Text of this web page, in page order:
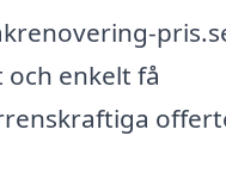
och enkelt få